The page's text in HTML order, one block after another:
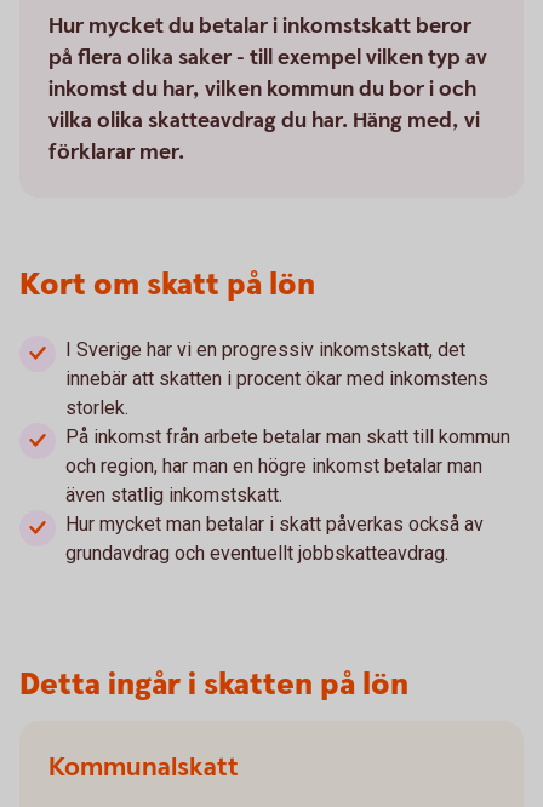
Hur mycket du betalar i inkomstskatt beror
på flera olika saker - till exempel vilken typ av
inkomst du har, vilken kommun du bor i och
vilka olika skatteavdrag du har. Häng med, vi
förklarar mer.
Kort om skatt på lön
I Sverige har vi en progressiv inkomstskatt, det
innebär att skatten i procent ökar med inkomstens
storlek.
På inkomst från arbete betalar man skatt till kommun
och region, har man en högre inkomst betalar man
även statlig inkomstskatt.
Hur mycket man betalar i skatt påverkas också av
grundavdrag och eventuellt jobbskatteavdrag.
Detta ingår i skatten på lön
Kommunalskatt